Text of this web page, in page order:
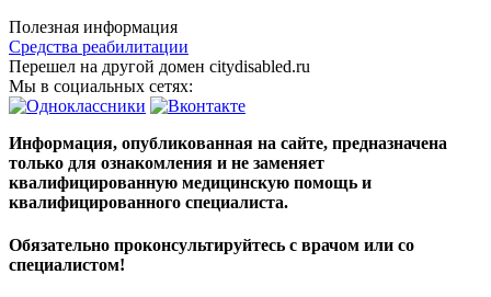
Полезная информация
Средства реабилитации
Перешел на другой домен citydisabled.ru
Мы в социальных сетях:
Информация, опубликованная на сайте, предназначена
только для ознакомления и не заменяет
квалифицированную медицинскую помощь и
квалифицированного специалиста.
Обязательно проконсультируйтесь с врачом или со
специалистом!